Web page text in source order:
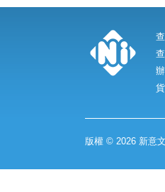
版權 © 2026 新意